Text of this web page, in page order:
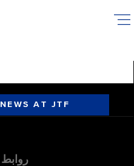
AT JTF